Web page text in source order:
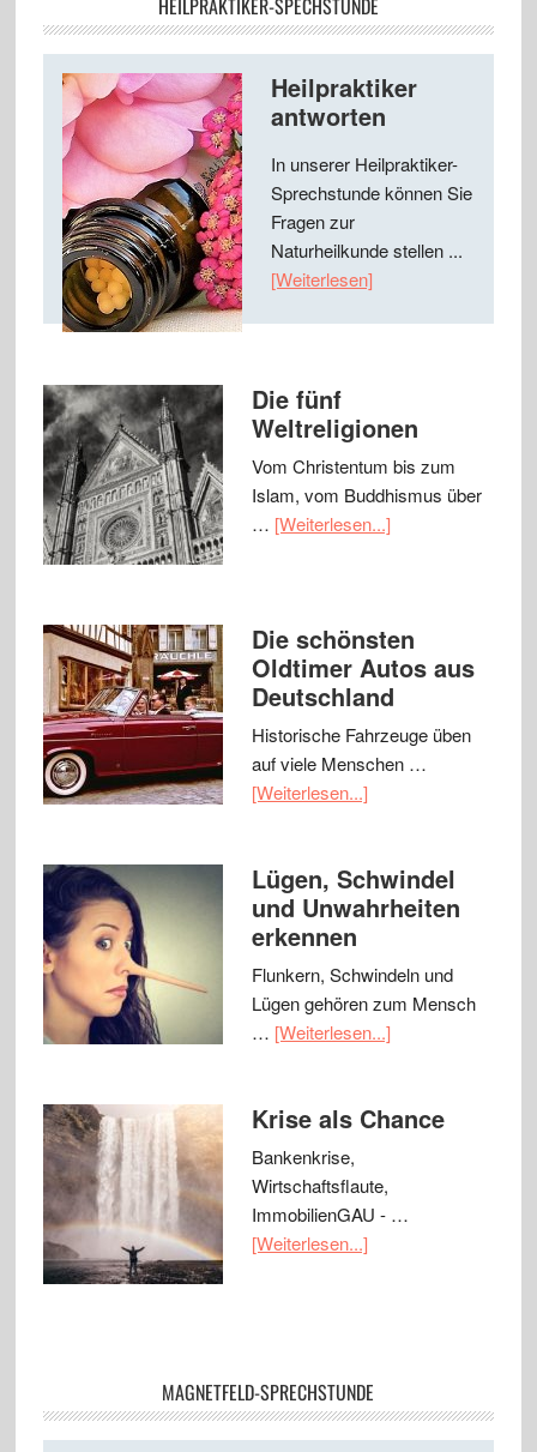
Heilpraktiker
antworten
In unserer Heilpraktiker-
Sprechstunde können Sie
Fragen zur
Naturheilkunde stellen ...
[Weiterlesen]
Die fünf
Weltreligionen
Vom Christentum bis zum
Islam, vom Buddhismus über
… [Weiterlesen...]
Die schönsten
Oldtimer Autos aus
Deutschland
Historische Fahrzeuge üben
auf viele Menschen …
[Weiterlesen...]
Lügen, Schwindel
und Unwahrheiten
erkennen
Flunkern, Schwindeln und
Lügen gehören zum Mensch
… [Weiterlesen...]
Krise als Chance
Bankenkrise,
Wirtschaftsflaute,
ImmobilienGAU - …
[Weiterlesen...]
MAGNETFELD-SPRECHSTUNDE